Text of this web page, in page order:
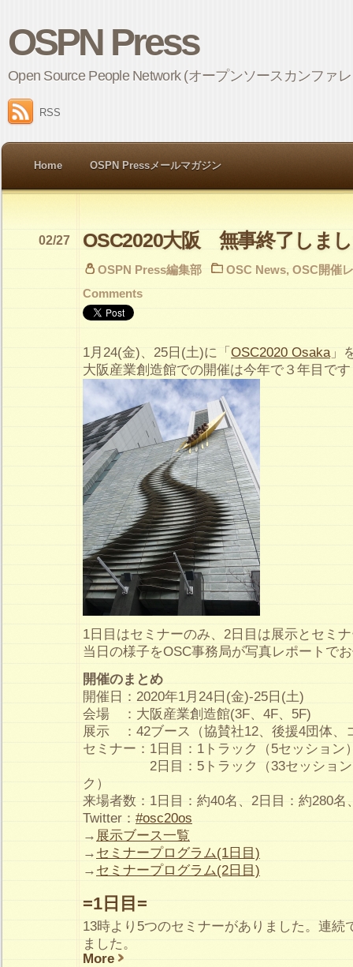
OSPN Press
Open Source People Network (オープンソースカンファ
RSS
Home OSPN Pressメールマガジン
OSC2020大阪 無事終了しま
02/27
OSPN Press編集部 OSC News, OSC開催
Comments
1月24(金)、25日(土)に「 OSC2020 Osaka」
大阪産業創造館での開催は今年で３年目で
1日目はセミナーのみ、2日目は展示とセミ
当日の様子をOSC事務局が写真レポートで
開催のまとめ
開催日：2020年1月24日(金)-25日(土)
会場 ：大阪産業創造館(3F、4F、5F)
展示 ：42ブース（協賛社12、後援4団体、
セミナー：1日目：1トラック（5セッション
2日目：5トラック（33セッション＋
ク）
来場者数：1日目：約40名、2日目：約280名
Twitter： #osc20os
→ 展示ブース一覧
→ セミナープログラム(1日目)
→ セミナープログラム(2日目)
=1日目=
13時より5つのセミナーがありました。連続
ました。
More